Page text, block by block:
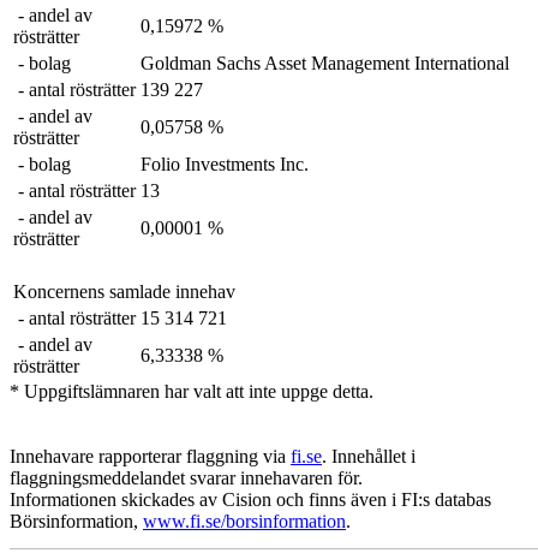
- andel av
rösträtter
0,15972 %
- bolag
Goldman Sachs Asset Management International
- antal rösträtter 139 227
- andel av
rösträtter
0,05758 %
- bolag
Folio Investments Inc.
- antal rösträtter 13
- andel av
rösträtter
0,00001 %
Koncernens samlade innehav
- antal rösträtter 15 314 721
- andel av
rösträtter
6,33338 %
* Uppgiftslämnaren har valt att inte uppge detta.
Innehavare rapporterar flaggning via fi.se. Innehållet i
flaggningsmeddelandet svarar innehavaren för.
Informationen skickades av Cision och finns även i FI:s databas
Börsinformation, www.fi.se/borsinformation.